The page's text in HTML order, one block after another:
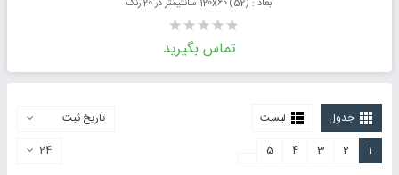
ابعاد : (52) 120x60 سانتیمتر در 20 رنگ
تماس بگیرید
جدول لیست
تاریخ ثبت
24
1
2
3
4
5